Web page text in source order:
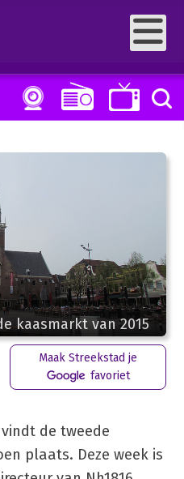
kaasmarkt van 2015
Maak Streekstad je
favoriet
de tweede
plaats. Deze week is